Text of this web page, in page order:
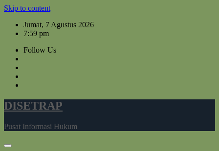
Skip to content
Jumat, 7 Agustus 2026
7:59 pm
Follow Us
DISETRAP
Pusat Informasi Hukum